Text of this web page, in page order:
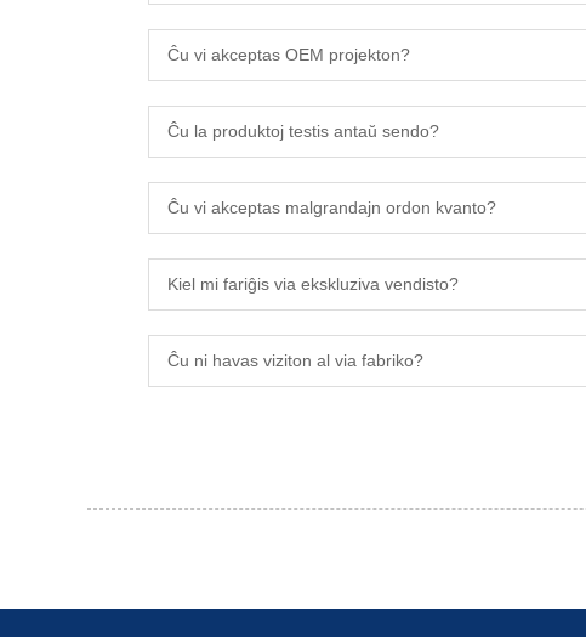
Ĉu vi akceptas OEM projekton?
Ĉu la produktoj testis antaŭ sendo?
Ĉu vi akceptas malgrandajn ordon kvanto?
Kiel mi fariĝis via ekskluziva vendisto?
Ĉu ni havas viziton al via fabriko?